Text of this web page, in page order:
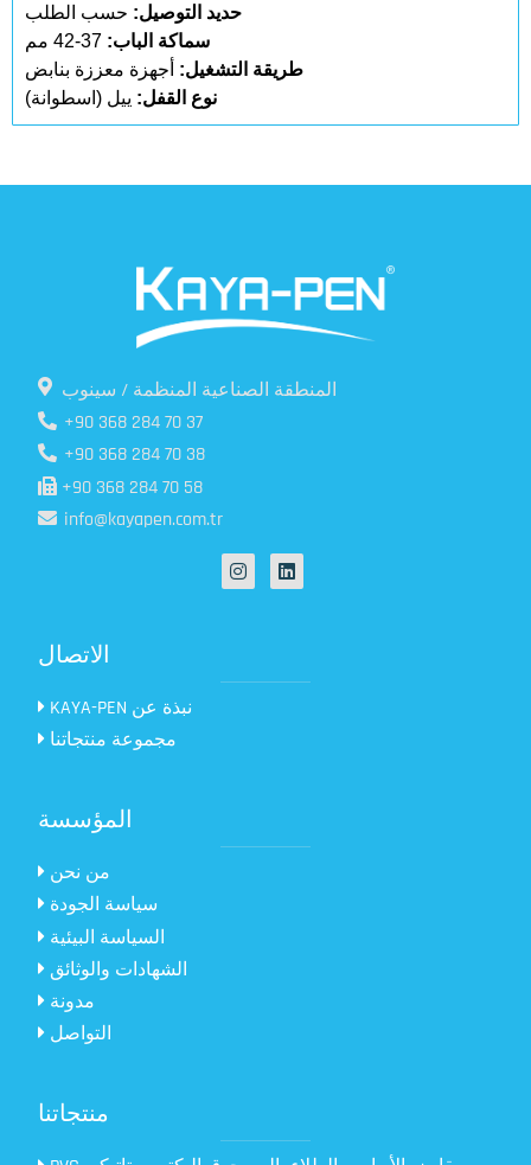
حديد التوصيل: حسب الطلب
سماكة الباب:
طريقة التشغيل: أجهزة معززة بنابض
نوع القفل: ييل (اسطوانة)
المنطقة الصناعية المنظمة / سينوب
+90 368 284 70 37
+90 368 284 70 38
+90 368 284 70 58
info@kayapen.com.tr
الاتصال
KAYA-PEN نبذة عن
مجموعة منتجاتنا
المؤسسة
من نحن
سياسة الجودة
السياسة البيئية
الشهادات والوثائق
مدونة
التواصل
منتجاتنا